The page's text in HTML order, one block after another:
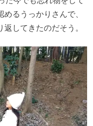
るうっかりさんで、
してきたのだそう。